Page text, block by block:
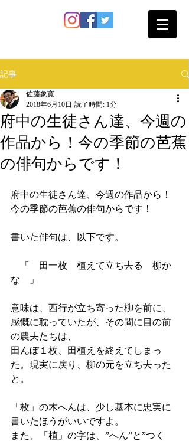
記事
府中の生徒さん達、今週の
作品から！今の季節の芭蕉
の俳句からです！
佐藤象寛
2018年6月10日 読了時間: 1分
府中の生徒さん達、今週の作品から！
今の季節の芭蕉の俳句からです！
書いた俳句は、以下です。
「　田一枚　植えて立ち去る　柳か
な　」
意味は、西行が立ち寄った柳を前に、
感慨に耽っていたが、その間に目の前
の農夫たちは、
田んぼ１枚、田植えを終えてしまっ
た。現実に戻り、柳の元を立ち去った
と。
「枚」の木へんは、少し基本に忠実に
書いたほうがいいですよ。
また、「植」の字は、”へん”と”つく